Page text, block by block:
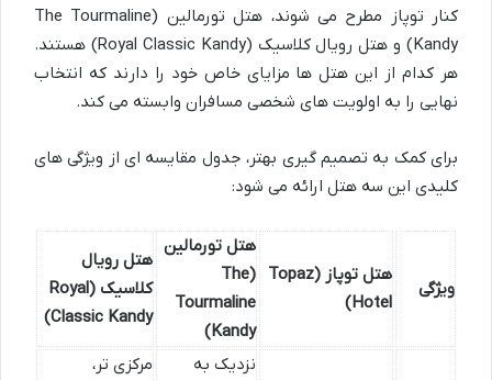
کنار توپاز مطرح می شوند، هتل تورمالین (The Tourmaline
Kandy) و هتل رویال کلاسیک (Royal Classic Kandy) هستند.
هر کدام از این هتل ها مزایای خاص خود را دارند که انتخاب
نهایی را به اولویت های شخصی مسافران وابسته می کند.
برای کمک به تصمیم گیری بهتر، جدول مقایسه ای از ویژگی های
کلیدی این سه هتل ارائه می شود:
ویژگی
هتل توپاز (Topaz
Hotel)
هتل تورمالین
(The
Tourmaline
Kandy)
هتل رویال
کلاسیک (Royal
Classic Kandy)
نزدیک به
مرکزی تر،